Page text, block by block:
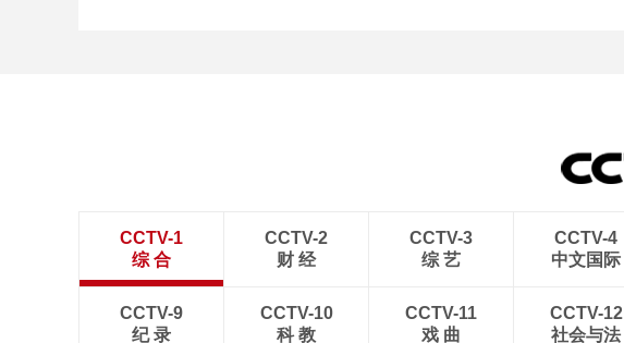
CCTV-1
综 合
CCTV-2
财 经
CCTV-3
综 艺
CCTV-4
中文国际
CCTV-9
纪 录
CCTV-10
科 教
CCTV-11
戏 曲
CCTV-12
社会与法